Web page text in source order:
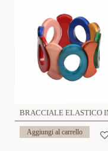
Aggiungi al carrello